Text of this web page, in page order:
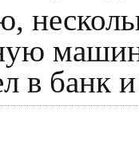
в банк